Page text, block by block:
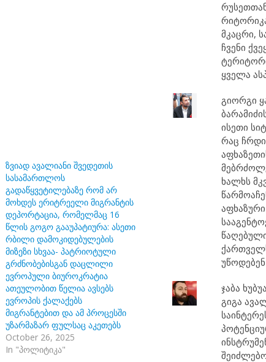
ზვიად ავალიანი შვედეთის
სასამართლოს
გადაწყვეტილებაზე რომ არ
მოხდეს ერიტრეელი მიგრანტის
დეპორტაცია, რომელმაც 16
წლის გოგო გააუპატიურა: ასეთი
რბილი დამოკიდებულების
მიზეზი სხვაა- პატრიოტული
გრძნობებისგან დაცლილი
ევროპული ბიუროკრატია
ათეულობით წელია ავსებს
ევროპის ქალაქებს
მიგრანტებით და ამ პროცესში
უზარმაზარ ფულსაც აკეთებს
October 26, 2025
In "პოლიტიკა"
მკაცრი,
ჩვენი
ყველა
გიორგი
ისეთი
რაც
ხალხს
უწოდებენ
ჯაბა
გიგა